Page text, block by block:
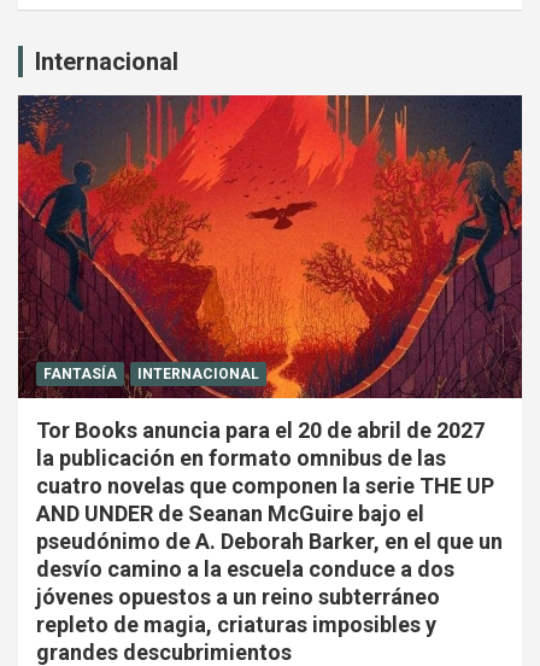
Internacional
FANTASÍA INTERNACIONAL
Tor Books anuncia para el 20 de abril de 2027
la publicación en formato omnibus de las
cuatro novelas que componen la serie THE UP
AND UNDER de Seanan McGuire bajo el
pseudónimo de A. Deborah Barker, en el que un
desvío camino a la escuela conduce a dos
jóvenes opuestos a un reino subterráneo
repleto de magia, criaturas imposibles y
grandes descubrimientos